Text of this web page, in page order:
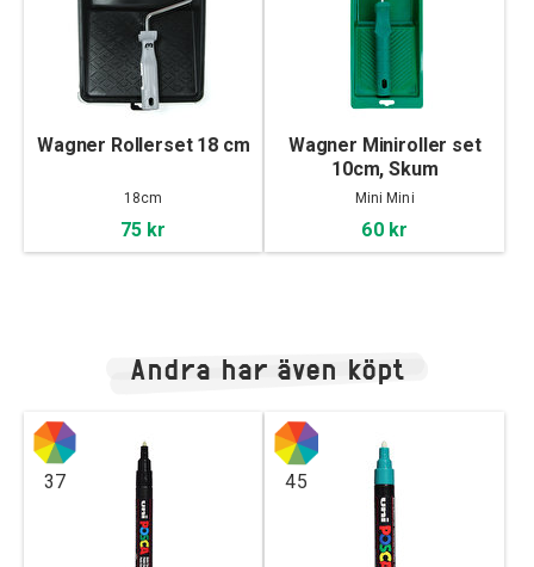
Wagner Rollerset 18 cm
18cm
75 kr
Wagner Miniroller set
10cm, Skum
Mini Mini
60 kr
Andra har även köpt
37 45